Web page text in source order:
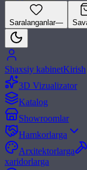
Saralanganlar—
Shaxsiy kabinetKirish
3D Vizualizator
Katalog
Showroomlar
Hamkorlarga
Arxitektorlarga
xaridorlarga